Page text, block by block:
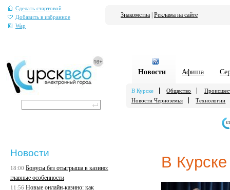
Сделать стартовой
Добавить в избранное
Wap
Знакомства Реклама на сайте
Новости Афиша
В Курске Общество
Новости Черноземья
Технологии
В Курске
Новости
18:00 Бонусы без отыгрыша в казино:
главные особенности
11:56 Новые онлайн-казино: как